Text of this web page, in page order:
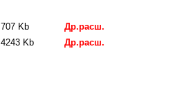
707 Kb
Др.расш.
4243 Kb
Др.расш.